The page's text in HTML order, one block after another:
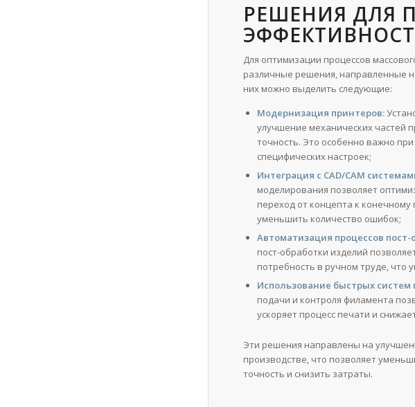
РЕШЕНИЯ ДЛЯ
Для оптимизации процессов
различные решения, направленные
них можно выделить следующие:
Модернизация принтеров:
улучшение механических частей
точность. Это особенно важно
специфических настроек;
Интеграция с CAD/CAM
моделирования позволяет
переход от концепта к конечному
уменьшить количество ошибок;
Автоматизация процессов пост-
пост-обработки изделий
потребность в ручном труде, что
Использование быстрых
подачи и контроля филамента
ускоряет процесс печати и
Эти решения направлены на
производстве, что позволяет
точность и снизить затраты.